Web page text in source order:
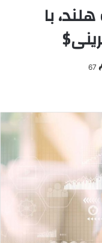
با
67